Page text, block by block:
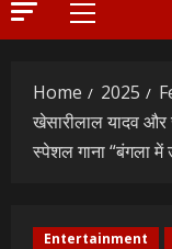
Primary
Home 2025
खेसारीलाल यादव और
स्पेशल गाना “बंगला
Entertainment